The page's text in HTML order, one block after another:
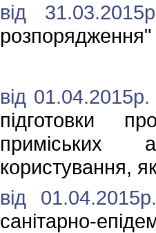
від
розпорядження"
від
підготовки
приміських
користування,
від
санітарно-